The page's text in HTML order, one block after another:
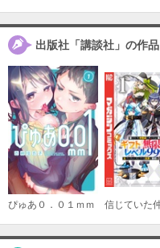
出版社「講談社」の作品
ぴゅあ０．０１ｍｍ